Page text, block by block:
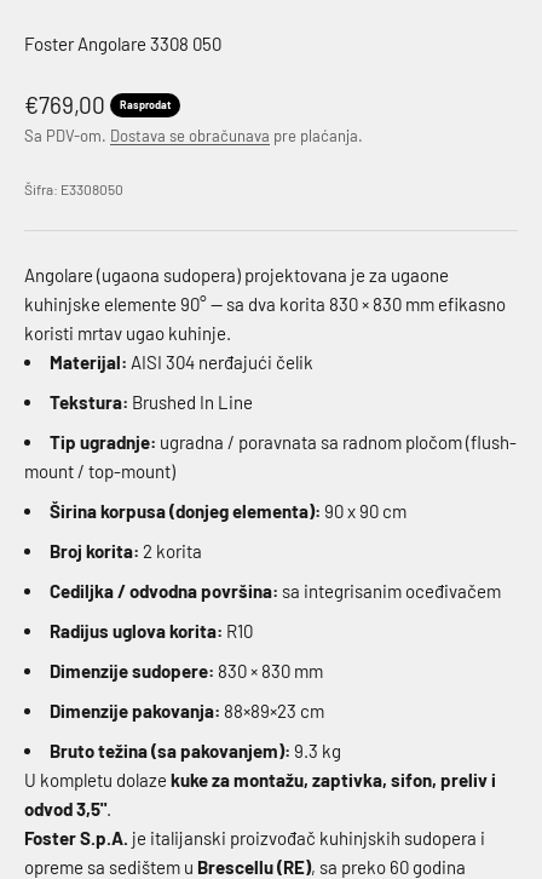
Foster Angolare 3308 050
Akcijska cena
€769,00 Rasprodat
Sa PDV-om. Dostava se obračunava pre plaćanja.
Šifra: E3308050
Angolare (ugaona sudopera) projektovana je za ugaone
kuhinjske elemente 90° — sa dva korita 830 × 830 mm efikasno
koristi mrtav ugao kuhinje.
Materijal: AISI 304 nerđajući čelik
Tekstura: Brushed In Line
Tip ugradnje: ugradna / poravnata sa radnom pločom (flush-
mount / top-mount)
Širina korpusa (donjeg elementa): 90 x 90 cm
Broj korita: 2 korita
Cediljka / odvodna površina: sa integrisanim oceđivačem
Radijus uglova korita: R10
Dimenzije sudopere: 830 × 830 mm
Dimenzije pakovanja: 88×89×23 cm
Bruto težina (sa pakovanjem): 9.3 kg
U kompletu dolaze kuke za montažu, zaptivka, sifon, preliv i
odvod 3,5".
Foster S.p.A. je italijanski proizvođač kuhinjskih sudopera i
opreme sa sedištem u Brescellu (RE), sa preko 60 godina